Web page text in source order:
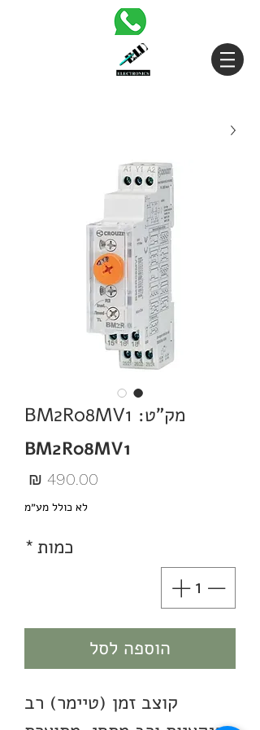
מק"ט: BM2R08MV1
BM2R08MV1
לא כולל מע״מ
כמות*
הוספה לסל
קוצב זמן (טיימר) רב